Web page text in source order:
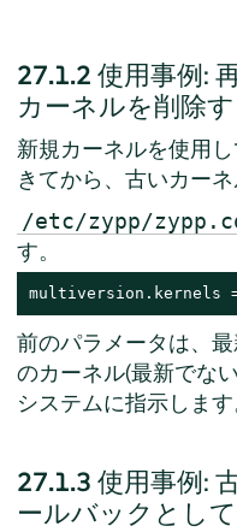
27.1.2 使用事例:
カーネルを削除
新規カーネルを使用
きてから、古いカー
/etc/zypp/
す。
multiversion.kernels
前のパラメータは、
のカーネル(最新でな
システムに指示します
27.1.3 使用事例:
ールバックとし